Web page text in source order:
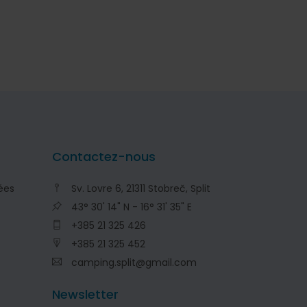
Contactez-nous
Sv. Lovre 6, 21311 Stobreč, Split
43° 30' 14" N - 16° 31' 35" E
+385 21 325 426
+385 21 325 452
camping.split@gmail.com
Newsletter